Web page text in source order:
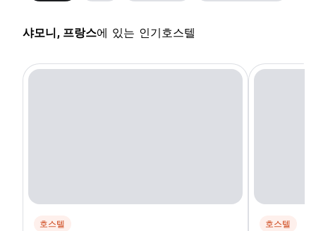
샤모니, 프랑스에 있는 인기호스텔
호스텔 호스텔